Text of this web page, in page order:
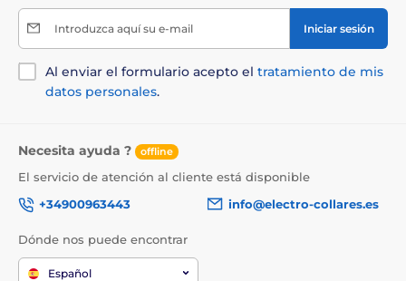
Introduzca aquí su e-mail Iniciar sesión
Al enviar el formulario acepto el tratamiento de mis
datos personales.
Necesita ayuda ? offline
El servicio de atención al cliente está disponible
+34900963443
info@electro-collares.es
Dónde nos puede encontrar
Español